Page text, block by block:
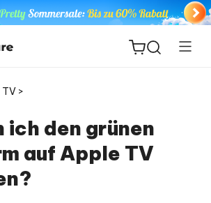
>
ich den grünen
auf Apple TV